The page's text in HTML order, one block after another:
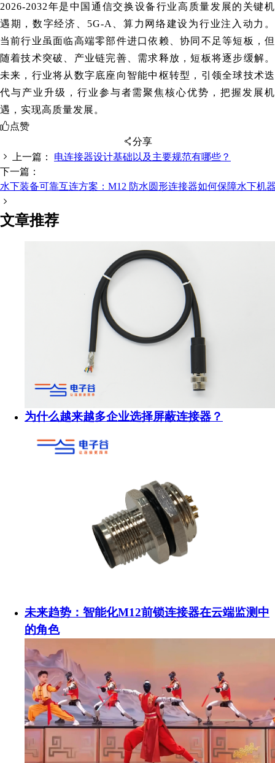
2026-2032年是中国通信交换设备行业高质量发展的关键机
遇期，数字经济、5G-A、算力网络建设为行业注入动力。
当前行业虽面临高端零部件进口依赖、协同不足等短板，但
随着技术突破、产业链完善、需求释放，短板将逐步缓解。
未来，行业将从数字底座向智能中枢转型，引领全球技术迭
代与产业升级，行业参与者需聚焦核心优势，把握发展机
遇，实现高质量发展。
点赞
分享
上一篇： 电连接器设计基础以及主要规范有哪些？
下一篇：
水下装备可靠互连方案：M12 防水圆形连接器如何保障水下机
文章推荐
为什么越来越多企业选择屏蔽连接器？
未来趋势：智能化M12前锁连接器在云端监测中
的角色